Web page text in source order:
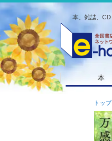
本、雑誌、
本
トップ